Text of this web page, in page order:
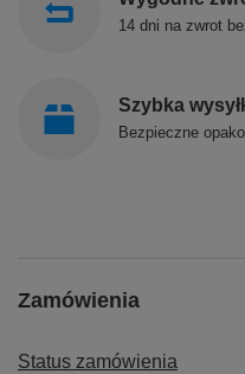
14 dni na zwrot
Szybka
Bezpieczne
Zamówienia
Status zamówienia